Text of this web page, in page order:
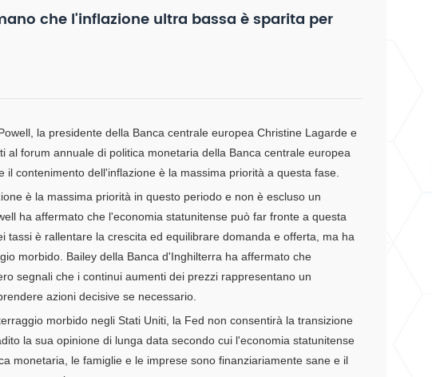
che l'inflazione ultra bassa è sparita per
la presidente della Banca centrale europea Christine Lagarde e
al forum annuale di politica monetaria della Banca centrale europea
contenimento dell'inflazione è la massima priorità a questa fase.
è la massima priorità in questo periodoe non è escluso un
ha affermato che l'economia statunitense può far fronte aquesta
tassi è rallentare la crescita ed equilibrare domanda e offerta, ma ha
morbido. Bailey della Banca d'Inghilterra ha affermato che
segnali che i continui aumenti dei prezzi rappresentano un
azioni decisive se necessario.
morbido negli Stati Uniti, la Fed non consentirà la transizione
la sua opinione di lunga data secondo cui l'economia statunitense
monetaria, le famiglie e le imprese sono finanziariamente sane e il